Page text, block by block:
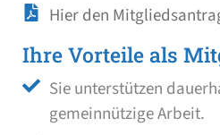
Hier den
Ihre Vorteile als
Sie unterstützen
gemeinnützige Arbeit.